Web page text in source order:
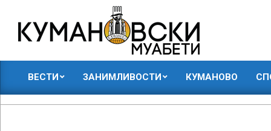
content
КУМАНОВСКИ
МУАБЕТИ
ВЕСТИ ЗАНИМЛИВОСТИ КУМАНОВО